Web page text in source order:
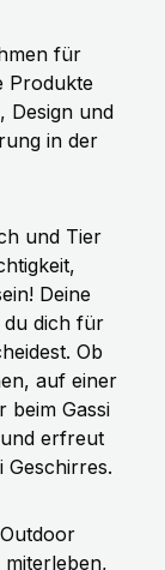
für
Produkte
Design und
in der
und Tier
Deine
du dich für
Ob
auf einer
beim Gassi
erfreut
Geschirres.